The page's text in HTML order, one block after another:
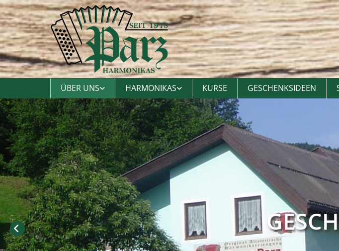
ÜBER UNS HARMONIKAS KURSE GESCHENKSIDEEN